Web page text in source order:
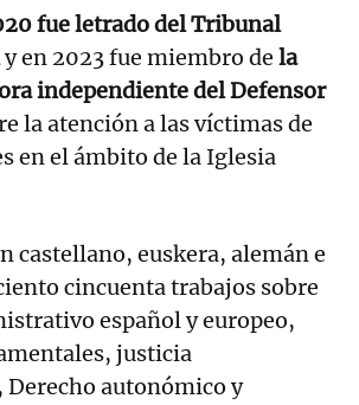
fue letrado del Tribunal
y en 2023 fue miembro de la
independiente del Defensor
la atención a las víctimas de
en el ámbito de la Iglesia
castellano, euskera, alemán e
cincuenta trabajos sobre
español y europeo,
justicia
autonómico y